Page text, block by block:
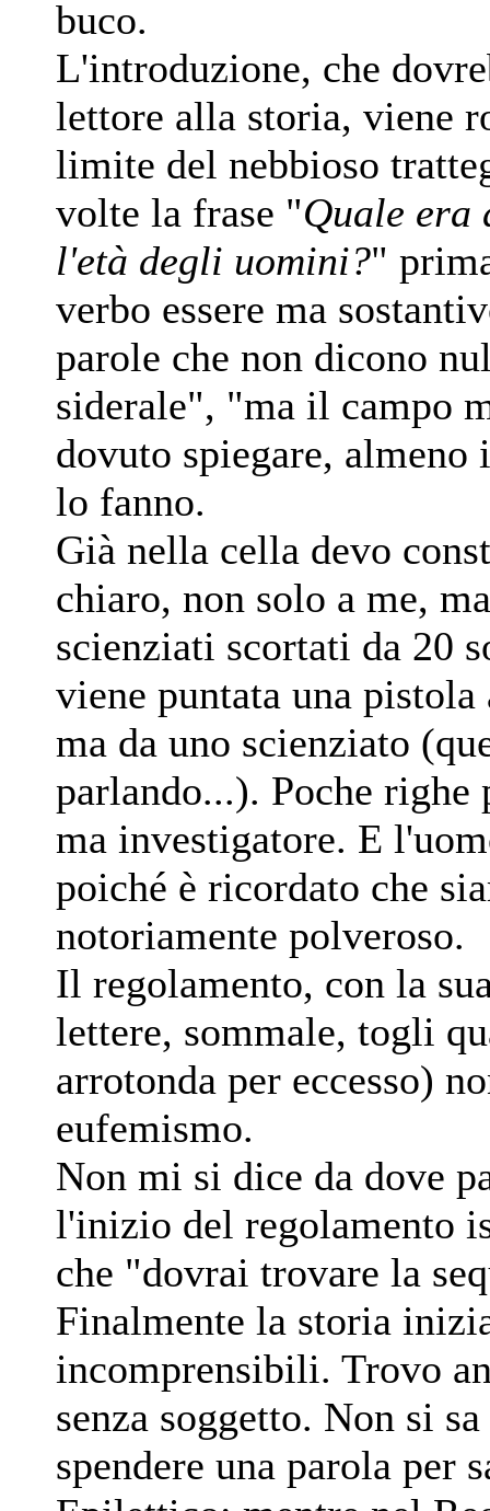
buco.
L'introduzione, che
lettore alla storia, viene
limite del nebbioso
volte la frase "Quale era
l'età degli uomini?"
verbo essere ma
parole che non dicono
siderale", "ma il campo
dovuto spiegare,
lo fanno.
Già nella cella devo
chiaro, non solo a me,
scienziati scortati da 20
viene puntata una
ma da uno scienziato
parlando...). Poche
ma investigatore. E
poiché è ricordato che
notoriamente polveroso.
Il regolamento, con la
lettere, sommale, togli
arrotonda per eccesso)
eufemismo.
Non mi si dice da dove
l'inizio del regolamento
che "dovrai trovare la
Finalmente la storia
incomprensibili. Trovo
senza soggetto. Non si
spendere una parola per